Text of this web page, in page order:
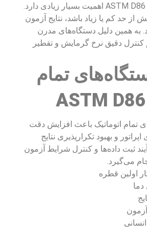
کنترل نرخ تقطیر در ASTM D86 اهمیت بسیار زیادی دارد.
حد کم یا زیاد باشد، نتایج آزمون
به همین دلیل دستگاه‌های مدرن
دقیق نرخ گرمایش و تقطیر
تمام
تمام اتوماتیک باعث افزایش دقت
و بهبود تکرارپذیری نتایج
ثبت داده‌ها و کنترل شرایط آزمون
می‌گیرد.
اولین قطره
دما